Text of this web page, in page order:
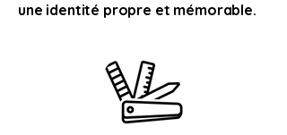
une identité propre et mémorable.